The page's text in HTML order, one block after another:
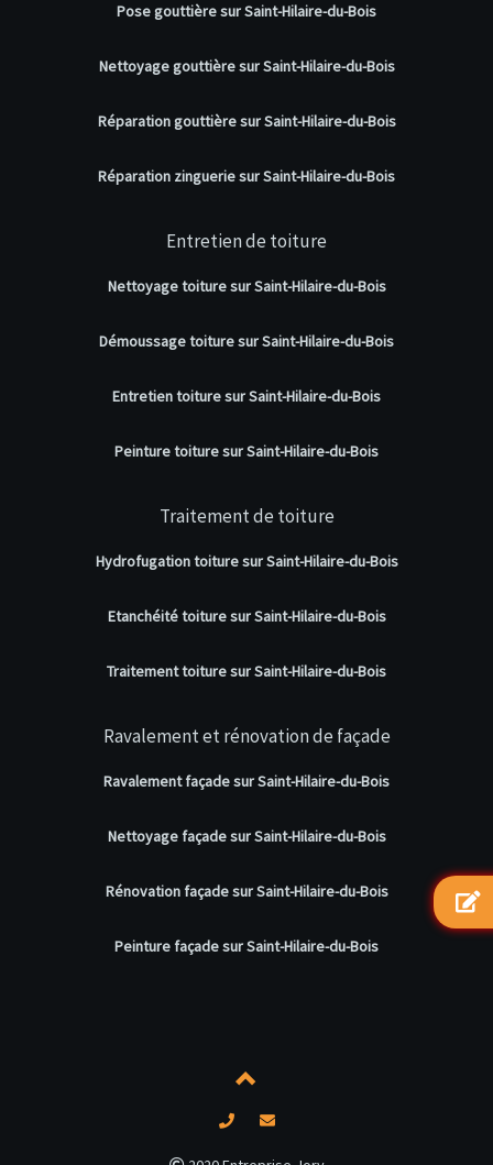
Pose gouttière sur Saint-Hilaire-du-Bois
Nettoyage gouttière sur Saint-Hilaire-du-Bois
Réparation gouttière sur Saint-Hilaire-du-Bois
Réparation zinguerie sur Saint-Hilaire-du-Bois
Entretien de toiture
Nettoyage toiture sur Saint-Hilaire-du-Bois
Démoussage toiture sur Saint-Hilaire-du-Bois
Entretien toiture sur Saint-Hilaire-du-Bois
Peinture toiture sur Saint-Hilaire-du-Bois
Traitement de toiture
Hydrofugation toiture sur Saint-Hilaire-du-Bois
Etanchéité toiture sur Saint-Hilaire-du-Bois
Traitement toiture sur Saint-Hilaire-du-Bois
Ravalement et rénovation de façade
Ravalement façade sur Saint-Hilaire-du-Bois
Nettoyage façade sur Saint-Hilaire-du-Bois
Rénovation façade sur Saint-Hilaire-du-Bois
Peinture façade sur Saint-Hilaire-du-Bois